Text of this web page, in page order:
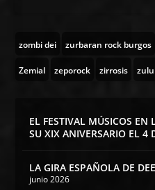
zombi dei zurbaran rock burgos
Zemial zeporock zirrosis zulu
EL FESTIVAL MÚSICOS EN
SU XIX ANIVERSARIO EL 4
LA GIRA ESPAÑOLA DE
junio 2026